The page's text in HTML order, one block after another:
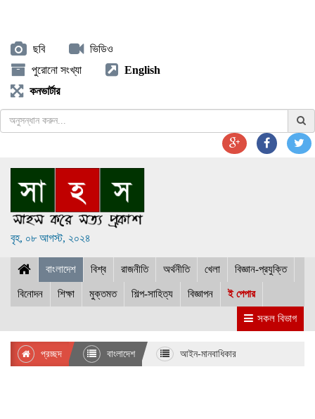
ছবি
ভিডিও
পুরোনো সংখ্যা
English
কনভার্টার
বৃহ, ০৮ আগস্ট, ২০২৪
বাংলাদেশ বিশ্ব রাজনীতি অর্থনীতি খেলা বিজ্ঞান-প্রযুক্তি
বিনোদন শিক্ষা মুক্তমত শিল্প-সাহিত্য বিজ্ঞাপন ই পেপার
সকল বিভাগ
প্রচ্ছদ বাংলাদেশ আইন-মানবাধিকার